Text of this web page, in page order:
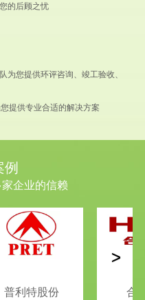
的后顾之忧
为您提供环评咨询、竣工验收、
提供专业合适的解决方案
例
企业的信赖
普利特股份 合
>